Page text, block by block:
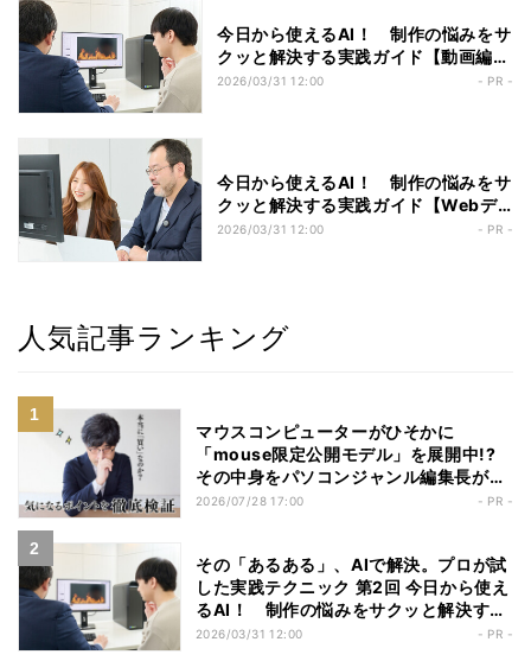
今日から使えるAI！ 制作の悩みをサ
クッと解決する実践ガイド【動画編集
者編】
2026/03/31 12:00 - PR -
今日から使えるAI！ 制作の悩みをサ
クッと解決する実践ガイド【Webデ
ザイナー編】
2026/03/31 12:00 - PR -
人気記事ランキング
マウスコンピューターがひそかに
「mouse限定公開モデル」を展開中!?
その中身をパソコンジャンル編集長が勝
手にチェックしてみた
2026/07/28 17:00 - PR -
その「あるある」、AIで解決。プロが試
した実践テクニック 第2回 今日から使え
るAI！ 制作の悩みをサクッと解決する
実践ガイド【動画編集者編】
2026/03/31 12:00 - PR -